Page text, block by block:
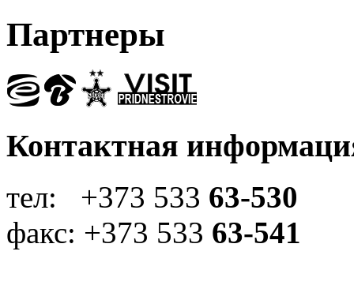
Партнеры
Контактная
тел: +373 533 63-530
факс: +373 533 63-541